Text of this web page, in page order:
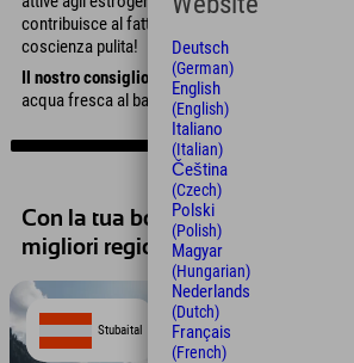
contribuisce al fatto che puoi dissetarti con la
coscienza pulita!
Il nostro consiglio : riempi la tua borraccia con
acqua fresca al bar dell'Explorer Hotel!
Con la tua borraccia SIGG puoi
migliori regioni alpine:
Stubaital
Deutsch
(German)
English
(English)
Italiano
(Italian)
Čeština
(Czech)
Polski
(Polish)
Magyar
(Hungarian)
Nederlands
(Dutch)
Français
(French)